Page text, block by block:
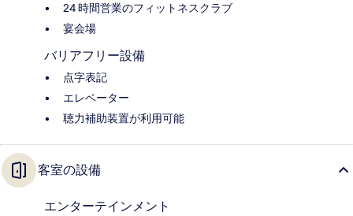
24 時間営業のフィットネスクラブ
宴会場
バリアフリー設備
点字表記
エレベーター
聴力補助装置が利用可能
客室の設備
エンターテインメント